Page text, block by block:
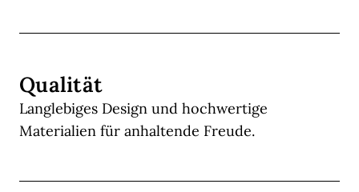
Qualität
Langlebiges Design und hochwertige
Materialien für anhaltende Freude.